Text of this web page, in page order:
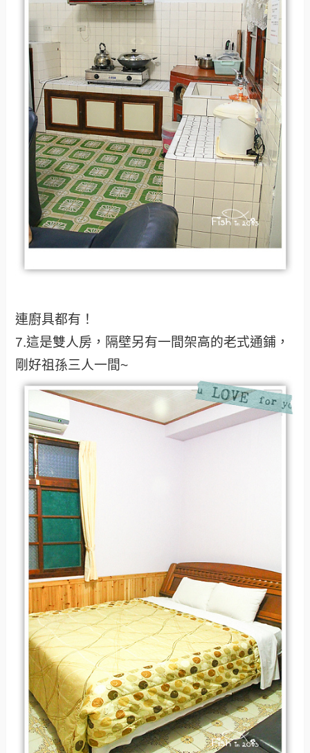
連廚具都有！
7.這是雙人房，隔壁另有一間架高的老式通鋪，
剛好祖孫三人一間~